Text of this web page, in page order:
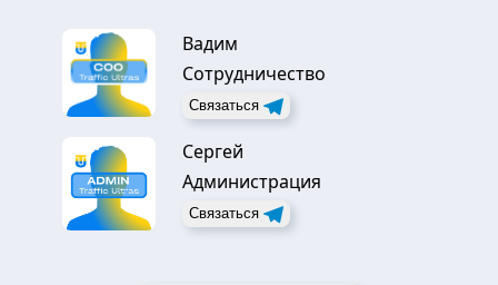
Вадим
Сотрудничество
Связаться
Сергей
Администрация
Связаться